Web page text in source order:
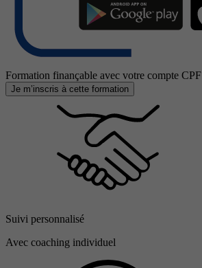
Formation finançable avec votre compte CPF
Je m’inscris à cette formation
Suivi personnalisé
Avec coaching individuel